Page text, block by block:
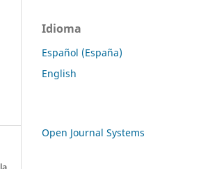
Idioma
Español (España)
English
Open Journal Systems